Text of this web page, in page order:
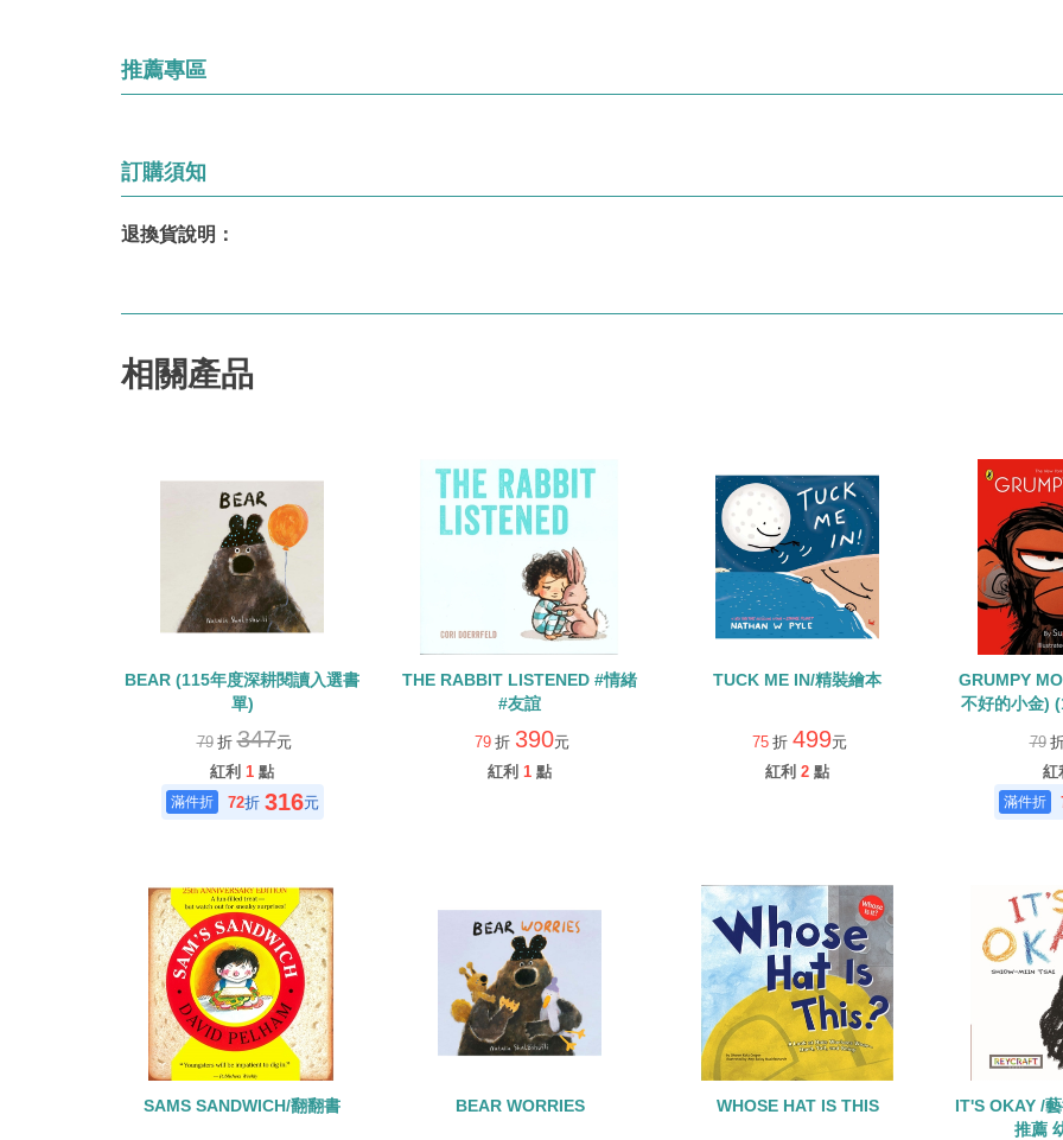
推薦專區
訂購須知
退換貨說明：
相關產品
BEAR (115年度深耕閱讀入選書
單)
79 折347元
紅利 1 點
72折 316元
THE RABBIT LISTENED #情緒
#友誼
79 折 390元
紅利 1 點
TUCK ME IN/精裝繪本
75 折 499元
紅利 2 點
GRUMPY
不好的小金)
79
紅
SAMS SANDWICH/翻翻書 BEAR WORRIES WHOSE HAT IS THIS
IT'S OKAY /
推薦